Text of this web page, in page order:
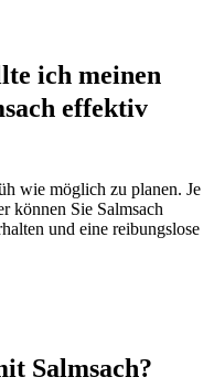
ich meinen
effektiv
wie möglich zu planen. Je
können Sie Salmsach
und eine reibungslose
Salmsach?